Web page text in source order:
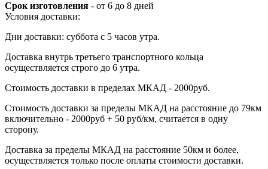
Срок изготовления - от 6 до 8 дней
Условия доставки:
Дни доставки: суббота с 5 часов утра.
Доставка внутрь третьего транспортного кольца
осуществляется строго до 6 утра.
Стоимость доставки в пределах МКАД - 2000руб.
Стоимость доставки за пределы МКАД на расстояние до 79км
включительно - 2000руб + 50 руб/км, считается в одну
сторону.
Доставка за пределы МКАД на расстояние 50км и более,
осуществляется только после оплаты стоимости доставки.